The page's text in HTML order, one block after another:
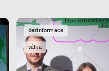
dezinformace
válka